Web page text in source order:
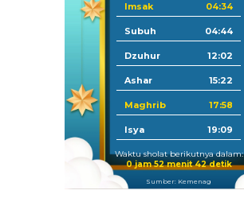
Imsak 04:34
Subuh 04:44
Dzuhur 12:02
Ashar 15:22
Maghrib 17:58
Isya 19:09
Waktu sholat berikutnya dalam:
0 jam 52 menit 42 detik
Sumber: Kemenag